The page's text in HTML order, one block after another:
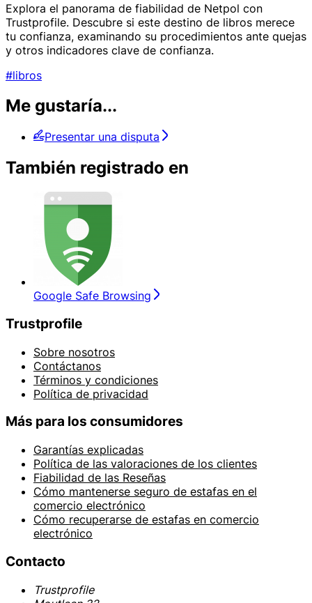
Explora el panorama de fiabilidad de Netpol con
Trustprofile. Descubre si este destino de libros merece
tu confianza, examinando su procedimientos ante quejas
y otros indicadores clave de confianza.
#libros
Me gustaría...
Presentar una disputa
También registrado en
Google Safe Browsing
Trustprofile
Sobre nosotros
Contáctanos
Términos y condiciones
Política de privacidad
Más para los consumidores
Garantías explicadas
Política de las valoraciones de los clientes
Fiabilidad de las Reseñas
Cómo mantenerse seguro de estafas en el
comercio electrónico
Cómo recuperarse de estafas en comercio
electrónico
Contacto
Trustprofile